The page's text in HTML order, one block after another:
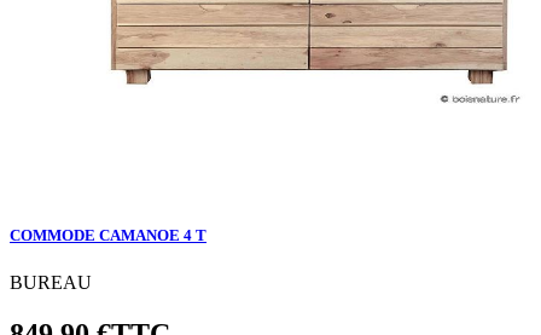
COMMODE CAMANOE 4 T
BUREAU